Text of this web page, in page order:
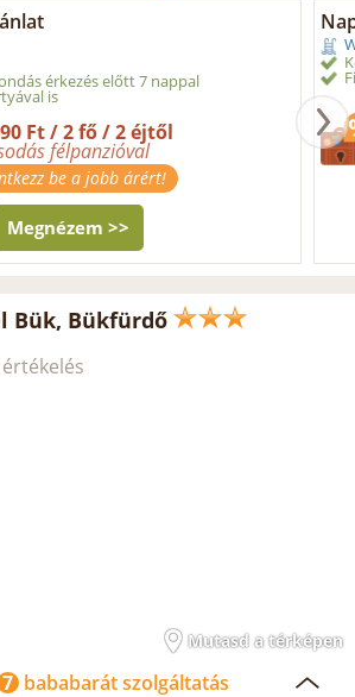
érkezés előtt 7 nappal
is
Ft / 2 fő / 2 éjtől
félpanzióval
be a jobb árért!
Megnézem >>
Bük, Bükfürdő
Mutasd a térképen
7 bababarát szolgáltatás